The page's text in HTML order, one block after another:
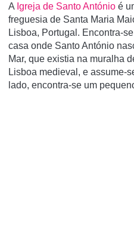
A Igreja de Santo António é
freguesia de Santa Maria
Lisboa, Portugal. Encontra-
casa onde Santo António
Mar, que existia na muralha
Lisboa medieval, e assume-
lado, encontra-se um